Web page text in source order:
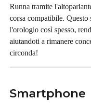
Runna tramite
corsa compatibile.
l'orologio così spesso,
aiutandoti a rimanere
circonda!
Smartphone